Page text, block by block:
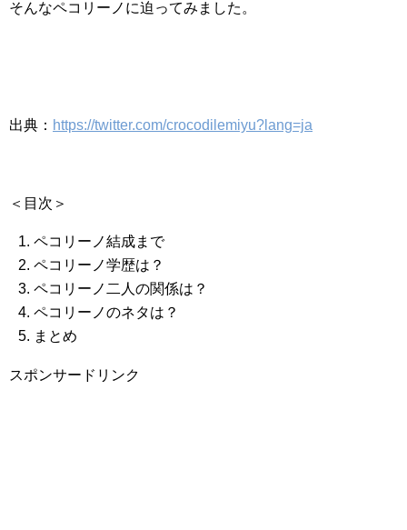
そんなペコリーノに迫ってみました。
出典： https://twitter.com/crocodilemiyu?lang=ja
＜目次＞
ペコリーノ結成まで
ペコリーノ学歴は？
ペコリーノ二人の関係は？
ペコリーノのネタは？
まとめ
スポンサードリンク